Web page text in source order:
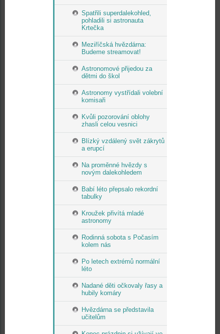
Spatřili superdalekohled,
pohladili si astronauta
Krtečka
Meziříčská hvězdárna:
Budeme streamovat!
Astronomové přijedou za
dětmi do škol
Astronomy vystřídali volební
komisaři
Kvůli pozorování oblohy
zhasli celou vesnici
Blízký vzdálený svět zákrytů
a erupcí
Na proměnné hvězdy s
novým dalekohledem
Babí léto přepsalo rekordní
tabulky
Kroužek přivítá mladé
astronomy
Rodinná sobota s Počasím
kolem nás
Po letech extrémů normální
léto
Nadané děti očkovaly řasy a
hubily komáry
Hvězdárna se představila
učitelům